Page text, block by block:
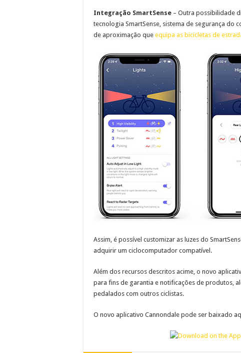
Integração SmartSense – Outra possibilidade
tecnologia SmartSense, sistema de segurança do
de aproximação que equipa as bicicletas de
Assim, é possível customizar as luzes do
adquirir um ciclocomputador compatível.
Além dos recursos descritos acime, o novo
para fins de garantia e notificações de produtos,
pedalados com outros ciclistas.
O novo aplicativo Cannondale pode ser baixado